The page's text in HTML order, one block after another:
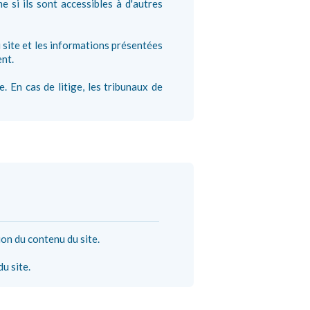
si ils sont accessibles à d'autres
site et les informations présentées
En cas de litige, les tribunaux de
du contenu du site.
site.